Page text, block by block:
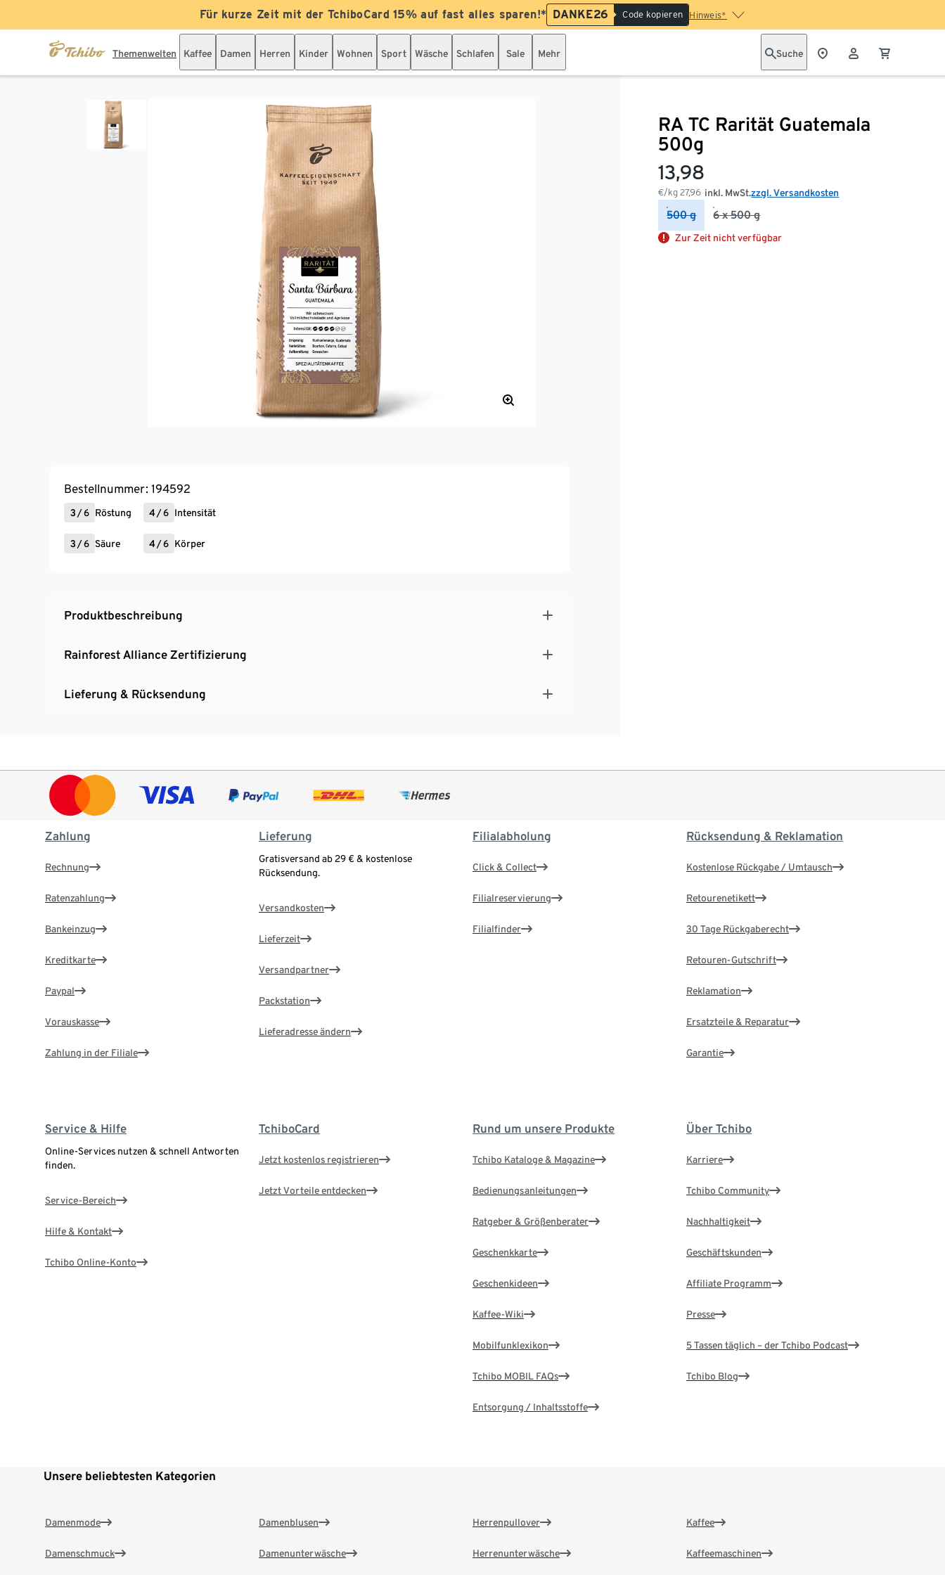
Für kurze Zeit mit der TchiboCard 15% auf fast alles sparen!* DANKE26 Code kopieren Hinweis*
Themenwelten Kaffee Damen Herren Kinder Wohnen Sport Wäsche Schlafen Sale Mehr Suche
RA TC Rarität Guatemala
500g
13,98
€/kg27,96 inkl. MwSt.zzgl. Versandkosten
500 g 6 x 500 g
Zur Zeit nicht verfügbar
Bestellnummer: 194592
3 /6 Röstung 4/6 Intensität
3 /6 Säure 4/6 Körper
Produktbeschreibung
Rainforest Alliance Zertifizierung
Lieferung & Rücksendung
Zahlung
Rechnung
Ratenzahlung
Bankeinzug
Kreditkarte
Paypal
Vorauskasse
Zahlung in der Filiale
Lieferung
Gratisversand ab 29 € & kostenlose
Rücksendung.
Versandkosten
Lieferzeit
Versandpartner
Packstation
Lieferadresse ändern
Filialabholung
Click & Collect
Filialreservierung
Filialfinder
Rücksendung & Reklamation
Kostenlose Rückgabe / Umtausch
Retourenetikett
30 Tage Rückgaberecht
Retouren-Gutschrift
Reklamation
Ersatzteile & Reparatur
Garantie
Service & Hilfe
Online-Services nutzen & schnell Antworten
finden.
Service-Bereich
Hilfe & Kontakt
Tchibo Online-Konto
TchiboCard
Jetzt kostenlos registrieren
Jetzt Vorteile entdecken
Rund um unsere Produkte
Tchibo Kataloge & Magazine
Bedienungsanleitungen
Ratgeber & Größenberater
Geschenkkarte
Geschenkideen
Kaffee-Wiki
Mobilfunklexikon
Tchibo MOBIL FAQs
Entsorgung / Inhaltsstoffe
Über Tchibo
Karriere
Tchibo Community
Nachhaltigkeit
Geschäftskunden
Affiliate Programm
Presse
5 Tassen täglich – der Tchibo Podcast
Tchibo Blog
Unsere beliebtesten Kategorien
Damenmode
Damenschmuck
Damenblusen
Damenunterwäsche
Herrenpullover
Herrenunterwäsche
Kaffee
Kaffeemaschinen